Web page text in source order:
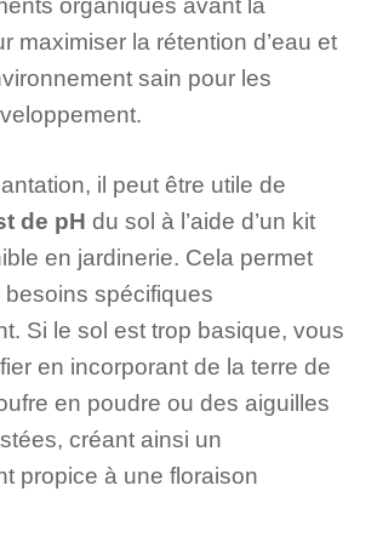
organiques avant la
maximiser la rétention d’eau et
sain pour les
il peut être utile de
de pH du sol à l’aide d’un kit
en jardinerie. Cela permet
besoins spécifiques
Si le sol est trop basique, vous
en incorporant de la terre de
en poudre ou des aiguilles
créant ainsi un
propice à une floraison